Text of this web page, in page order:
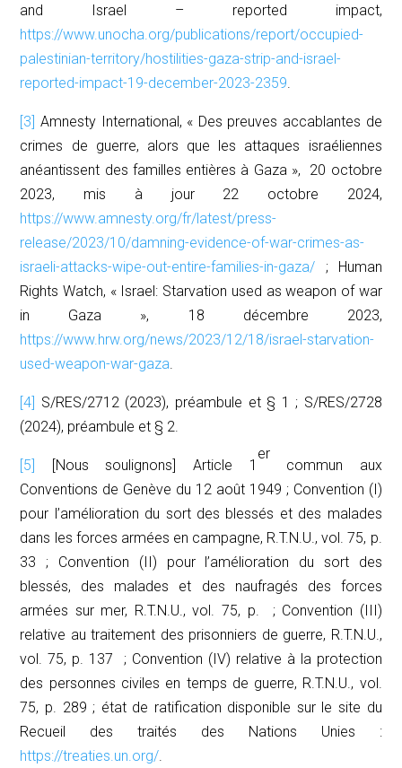
and Israel – reported impact,
https://www.unocha.org/publications/report/occupied-
palestinian-territory/hostilities-gaza-strip-and-israel-
reported-impact-19-december-2023-2359.
[3] Amnesty International, « Des preuves accablantes de
crimes de guerre, alors que les attaques israéliennes
anéantissent des familles entières à Gaza », 20 octobre
2023, mis à jour 22 octobre 2024,
https://www.amnesty.org/fr/latest/press-
release/2023/10/damning-evidence-of-war-crimes-as-
israeli-attacks-wipe-out-entire-families-in-gaza/ ; Human
Rights Watch, « Israel: Starvation used as weapon of war
in Gaza », 18 décembre 2023,
https://www.hrw.org/news/2023/12/18/israel-starvation-
used-weapon-war-gaza.
[4] S/RES/2712 (2023), préambule et § 1 ; S/RES/2728
(2024), préambule et § 2.
[5] [Nous soulignons] Article 1
er
commun aux
Conventions de Genève du 12 août 1949 ; Convention (I)
pour l’amélioration du sort des blessés et des malades
dans les forces armées en campagne, R.T.N.U., vol. 75, p.
33 ; Convention (II) pour l’amélioration du sort des
blessés, des malades et des naufragés des forces
armées sur mer, R.T.N.U., vol. 75, p. ; Convention (III)
relative au traitement des prisonniers de guerre, R.T.N.U.,
vol. 75, p. 137 ; Convention (IV) relative à la protection
des personnes civiles en temps de guerre, R.T.N.U., vol.
75, p. 289 ; état de ratification disponible sur le site du
Recueil des traités des Nations Unies :
https://treaties.un.org/.